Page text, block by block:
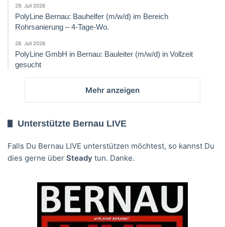
29. Juli 2026
PolyLine Bernau: Bauhelfer (m/w/d) im Bereich
Rohrsanierung – 4-Tage-Wo.
28. Juli 2026
PolyLine GmbH in Bernau: Bauleiter (m/w/d) in Vollzeit
gesucht
Mehr anzeigen
Unterstützte Bernau LIVE
Falls Du Bernau LIVE unterstützen möchtest, so kannst Du
dies gerne über Steady tun. Danke.